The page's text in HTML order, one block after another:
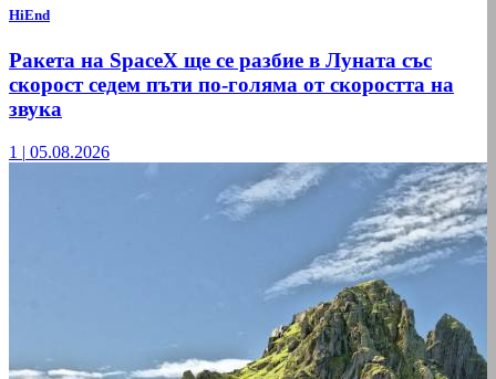
HiEnd
Ракета на SpaceX ще се разбие в Луната със
скорост седем пъти по-голяма от скоростта на
звука
1 | 05.08.2026